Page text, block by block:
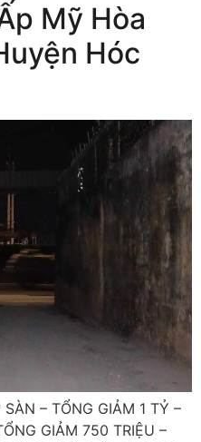
Mỹ Hòa
Hóc
– TỔNG GIẢM 1 TỶ –
GIẢM 750 TRIỆU –